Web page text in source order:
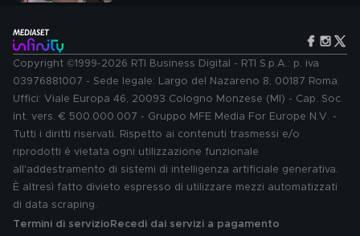
Copyright ©1999-2026 RTI Business Digital - RTI S.p.A.: p. iva
03976881007 - Sede legale: Largo del Nazareno 8, 00187 Roma.
Uffici: Viale Europa 46, 20093 Cologno Monzese (MI) - Cap. Soc.
int. vers. € 500.000.007 - Gruppo MFE Media For Europe N.V. -
Tutti i diritti riservati. Rispetto ai contenuti trasmessi e/o
riprodotti è vietata ogni utilizzazione funzionale
all'addestramento di sistemi di intelligenza artificiale generativa.
È altresì fatto divieto espresso di utilizzare mezzi automatizzati
di data scraping.
Termini di servizio Recedi dai servizi a pagamento